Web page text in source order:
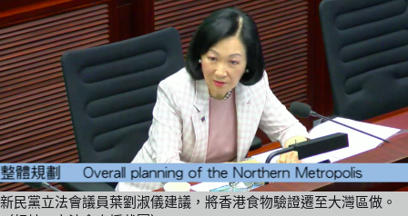
新民黨立法會議員葉劉淑儀建議，將香港食物驗證遷至大灣區做。